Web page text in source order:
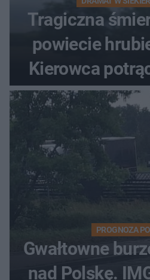
Tragiczna
powiecie
Kierowca
PROGNOZA
Gwałtowne
nad Polskę.